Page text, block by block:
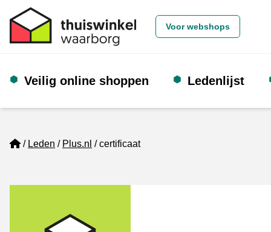
Voor webshops
Veilig online shoppen Ledenlijst
Home
Leden Plus.nl certificaat